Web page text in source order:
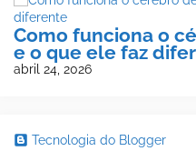
Como funciona o
e o que ele faz
abril 24, 2026
Tecnologia do Blogger